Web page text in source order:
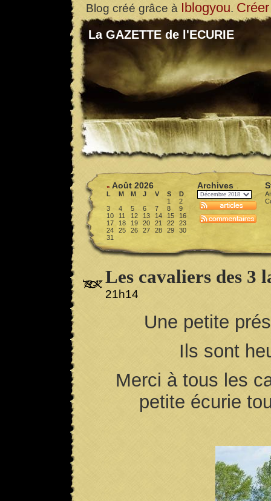
Blog créé grâce à Iblogyou.
La GAZETTE de l'ECURIE
« Août 2026
L M M J V S
D
1
2
3
4 5 6 7 8
9
10
11 12 13 14 15
16
17
18 19 20 21 22
23
24
25 26 27 28 29
30
31
Archives
Les cavaliers des 3
21h14
Une petite
Ils sont
Merci à tous les
petite écurie